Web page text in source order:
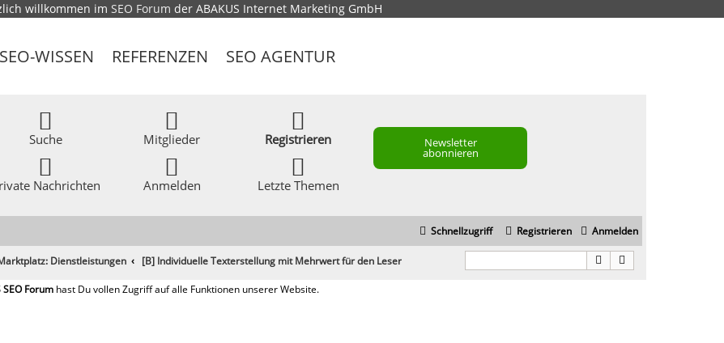
willkommen im SEO Forum der ABAKUS Internet Marketing GmbH
SEO-WISSEN REFERENZEN SEO AGENTUR
Suche
Nachrichten
Mitglieder
Anmelden
Registrieren
Letzte Themen
Newsletter
abonnieren
Schnellzugriff Anmelden
Registrieren
Dienstleistungen [B] Individuelle Texterstellung mit Mehrwert für den Leser